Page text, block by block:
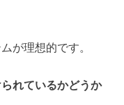
が理想的です。
れているかどうか